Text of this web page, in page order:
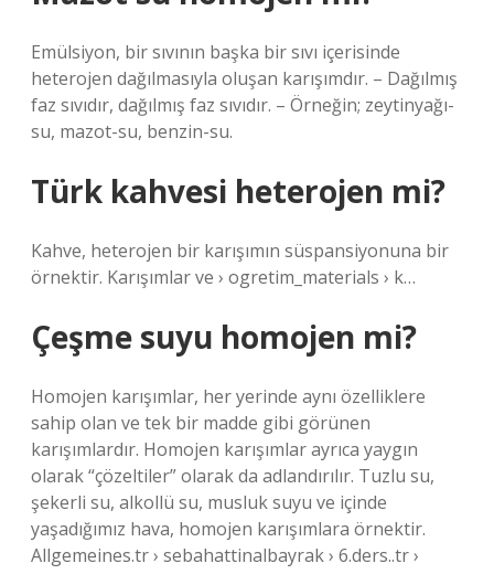
Emülsiyon, bir sıvının başka bir sıvı içerisinde
heterojen dağılmasıyla oluşan karışımdır. – Dağılmış
faz sıvıdır, dağılmış faz sıvıdır. – Örneğin; zeytinyağı-
su, mazot-su, benzin-su.
Türk kahvesi heterojen mi?
Kahve, heterojen bir karışımın süspansiyonuna bir
örnektir. Karışımlar ve › ogretim_materials › k…
Çeşme suyu homojen mi?
Homojen karışımlar, her yerinde aynı özelliklere
sahip olan ve tek bir madde gibi görünen
karışımlardır. Homojen karışımlar ayrıca yaygın
olarak “çözeltiler” olarak da adlandırılır. Tuzlu su,
şekerli su, alkollü su, musluk suyu ve içinde
yaşadığımız hava, homojen karışımlara örnektir.
Allgemeines.tr › sebahattinalbayrak › 6.ders..tr ›